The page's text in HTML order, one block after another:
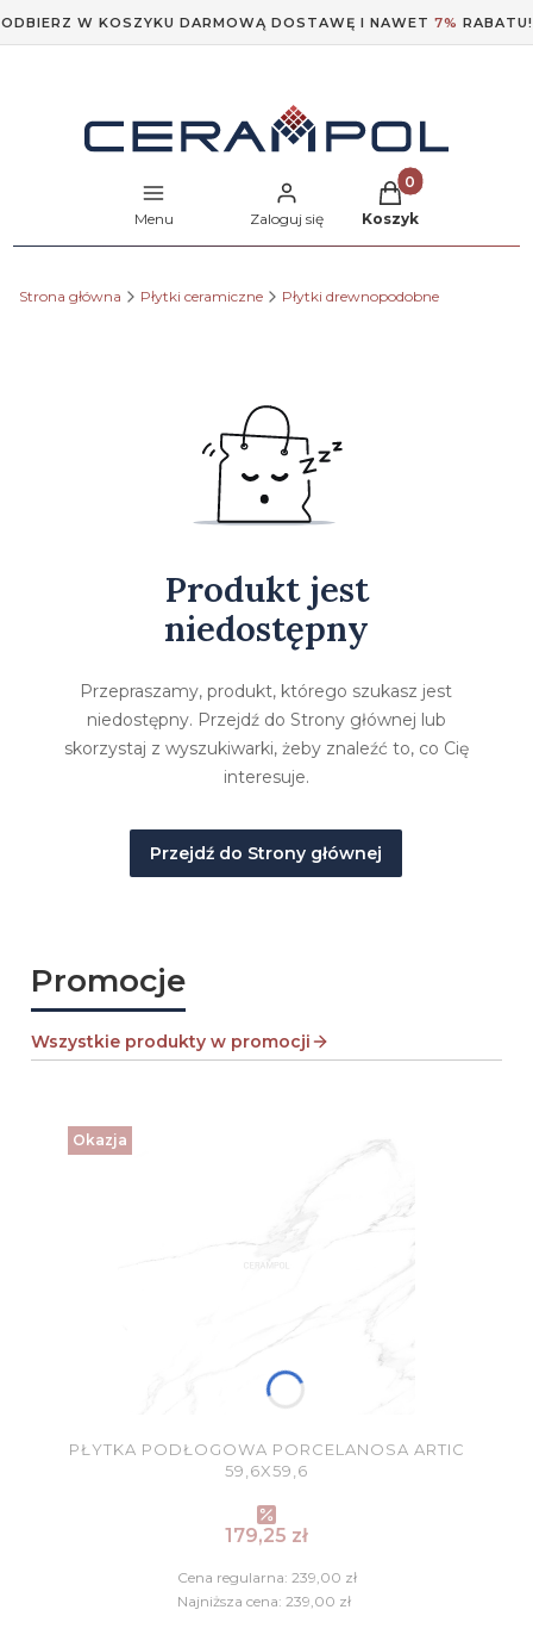
ODBIERZ W KOSZYKU DARMOWĄ DOSTAWĘ I NAWET 7% RABATU!
Menu Zaloguj się
Produkty w
Koszyk
Strona główna Płytki ceramiczne Płytki drewnopodobne
Produkt jest
niedostępny
Przepraszamy, produkt, którego szukasz jest
niedostępny. Przejdź do Strony głównej lub
skorzystaj z wyszukiwarki, żeby znaleźć to, co Cię
interesuje.
Przejdź do Strony głównej
Promocje
Wszystkie produkty w promocji
Okazja
PŁYTKA PODŁOGOWA PORCELANOSA ARTIC
59,6X59,6
Cena promocyjna
179,25 zł
Cena regularna: 239,00 zł
Najniższa cena: 239,00 zł